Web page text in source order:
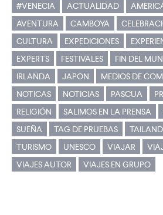
#VENECIA
ACTUALIDAD
AVENTURA
CAMBOYA
CULTURA
EXPEDICIONES
EXPERTS
FESTIVALES FIN DEL
IRLANDA
JAPON
MEDIOS DE
NOTICAS
NOTICIAS PASCUA
RELIGIÓN
SALIMOS EN LA PRENSA
SUEÑA
TAG DE PRUEBAS
TURISMO
UNESCO VIAJAR
VIAJES AUTOR
VIAJES EN GRUPO